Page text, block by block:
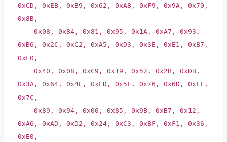
0xCD, 0xEB, 0xB9, 0x62, 0xA8, 0xF9, 0x9A, 0x70,
0x8B,
0x08, 0x84, 0x81, 0x95, 0x1A, 0xA7, 0x93,
0xB6, 0x2C, 0xC2, 0xA5, 0xD3, 0x3E, 0xE1, 0xB7,
0xF0,
0x40, 0x08, 0xC9, 0x19, 0x52, 0x2B, 0xDB,
0x3A, 0x64, 0x4E, 0xED, 0x5F, 0x76, 0x6D, 0xFF,
0x7C,
0x89, 0x94, 0x00, 0x85, 0x9B, 0xB7, 0x12,
0xA6, 0xAD, 0xD2, 0x24, 0xC3, 0xBF, 0xF1, 0x36,
0xE0,